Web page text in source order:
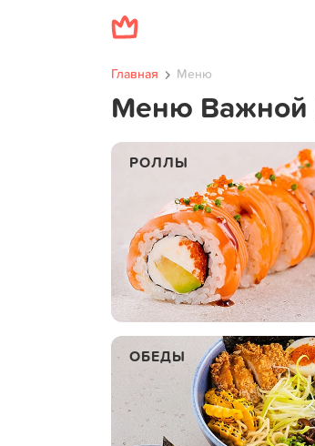
Главная Меню
Меню
РОЛЛЫ
ОБЕДЫ